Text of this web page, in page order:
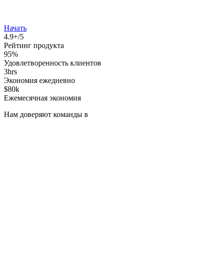
Начать
4.9+/5
Рейтинг продукта
95%
Удовлетворенность клиентов
3hrs
Экономия ежедневно
$80k
Ежемесячная экономия
Нам доверяют команды в